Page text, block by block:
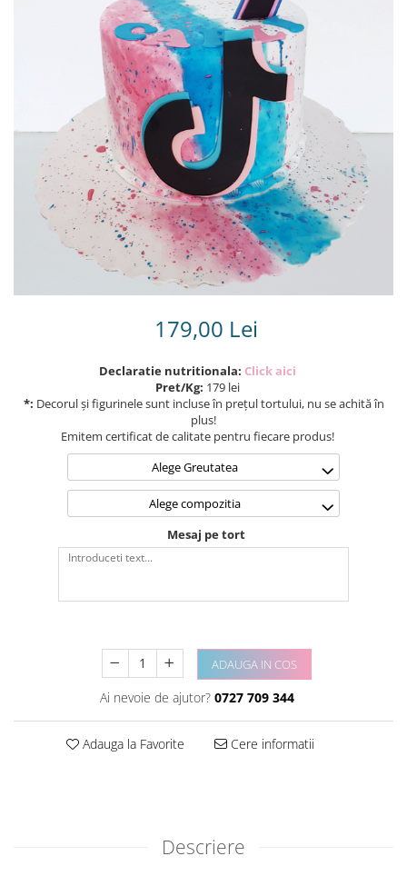
Torturi in frosting- crema pentru
Tortulețe 1.7 kg - 2 kg
179,00 Lei
Declaratie nutritionala: Click aici
Pret/Kg: 179 lei
*: Decorul și figurinele sunt incluse în prețul tortului, nu se achită în
plus!
Emitem certificat de calitate pentru fiecare produs!
Alege Greutatea
Alege compozitia
Mesaj pe tort
ADAUGA IN COS
Ai nevoie de ajutor? 0727 709 344
Adauga la Favorite Cere informatii
Descriere